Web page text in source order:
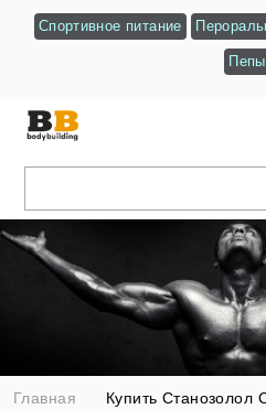
Спортивное питание
Пепы
Главная Купить Станозолол